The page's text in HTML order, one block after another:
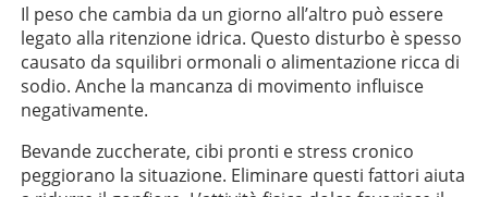
Il peso che cambia da un giorno all’altro può essere
legato alla ritenzione idrica. Questo disturbo è spesso
causato da squilibri ormonali o alimentazione ricca di
sodio. Anche la mancanza di movimento influisce
negativamente.
Bevande zuccherate, cibi pronti e stress cronico
peggiorano la situazione. Eliminare questi fattori aiuta